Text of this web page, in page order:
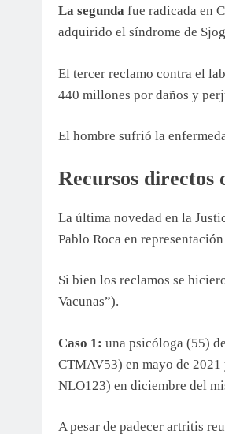
La segunda fue radicada en
adquirido el síndrome de
El tercer reclamo contra el
440 millones por daños y
El hombre sufrió la
Recursos directos
La última novedad en la
Pablo Roca en
Si bien los reclamos se
Vacunas”).
Caso 1: una psicóloga (55)
CTMAV53) en mayo de
NLO123) en diciembre del
A pesar de padecer artritis